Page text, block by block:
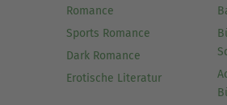
Romance
Sports Romance
Dark Romance
Erotische Literatur